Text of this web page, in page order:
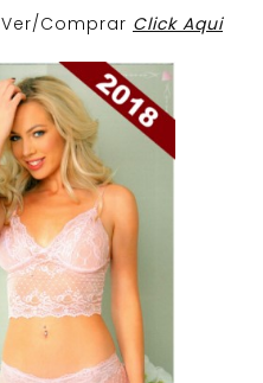
Ver/Comprar Click Aqui